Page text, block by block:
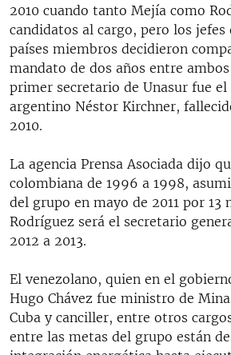
2010 cuando tanto Mejía como
candidatos al cargo, pero los jefes
países miembros decidieron
mandato de dos años entre
primer secretario de Unasur fue
argentino Néstor Kirchner,
2010.
La agencia Prensa Asociada dijo
colombiana de 1996 a 1998,
del grupo en mayo de 2011 por 13
Rodríguez será el secretario
2012 a 2013.
El venezolano, quien en el
Hugo Chávez fue ministro de
Cuba y canciller, entre otros
entre las metas del grupo están